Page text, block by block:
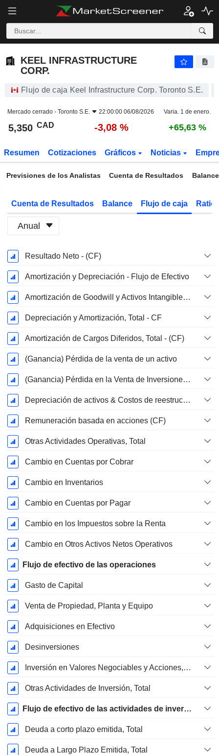
KEEL INFRASTRUCTURE
CORP.
Flujo de caja Keel Infrastructure Corp. Toronto S.E.
Mercado cerrado - Toronto S.E. 22:00:00 06/08/2026 Varia. 1 de enero.
5,350 CAD -3,08 % +65,63 %
Resumen Cotizaciones Gráficos Noticias
Previsiones de los Analistas Cuenta de Resultados Balance
Cuenta de Resultados Balance Flujo de caja
Anual
Período
fiscal:
Diciembre
Resultado Neto - (CF)
Amortización y Depreciación - Flujo de Efectivo
Amortización de Goodwill y Activos Intangibles - (CF) - (Específico del Modelo)
Depreciación y Amortización, Total - CF
Amortización de Cargos Diferidos, Total - (CF)
(Ganancia) Pérdida de la venta de un activo
(Ganancia) Pérdida en la Venta de Inversiones - (CF)
Depreciación de activos & Costos de reestructuración
Remuneración basada en acciones (CF)
Otras Actividades Operativas, Total
Cambio en Cuentas por Cobrar
Cambio en Inventarios
Cambio en Cuentas por Pagar
Cambio en los Impuestos sobre la Renta
Cambio en Otros Activos Netos Operativos
Flujo de efectivo de las operaciones
Gasto de Capital
Venta de Propiedad, Planta y Equipo
Adquisiciones en Efectivo
Desinversiones
Inversión en Valores Negociables y Acciones, Total
Otras Actividades de Inversión, Total
Flujo de efectivo de las actividades de inversión
Deuda a corto plazo emitida, Total
Deuda a Largo Plazo Emitida, Total